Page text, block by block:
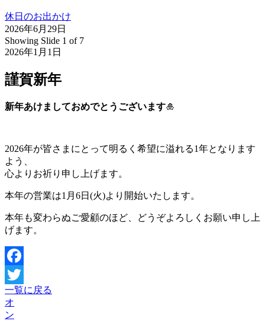
休日のお出かけ
2026年6月29日
Showing Slide 1 of 7
2026年1月1日
謹賀新年
新年あけましておめでとうございます🎍
2026年が皆さまにとって明るく希望に溢れる1年となります
よう、
心よりお祈り申し上げます。
本年の営業は1月6日(火)より開始いたします。
本年も変わらぬご愛顧のほど、どうぞよろしくお願い申し上
げます。
Facebook
Twitter
一覧に戻る
オ
ン